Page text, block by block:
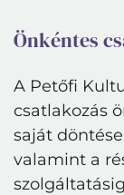
Önkéntes
A Petőfi
csatlakozás
saját
valamint a